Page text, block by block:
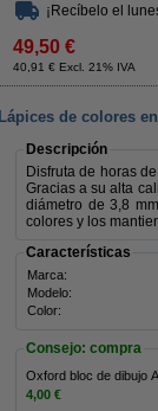
¡Recíbelo el
49,50 €
40,91 € Excl. 21% IVA
de colores
Descripción
Disfruta de horas
Gracias a su alta
diámetro de 3,8
colores y los
Características
Marca:
Modelo:
Color:
Consejo: compra
Oxford bloc de dibujo
4,00 €